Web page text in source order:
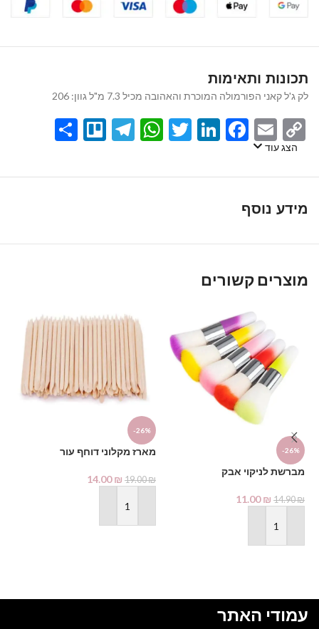
תכונות ותאימות
לק ג'ל קאני הפורמולה המוכרת והאהובה מכיל 7.3 מ"ל גוון: 206
Copy
Link
Email
Facebook
LinkedIn
Twitter
WhatsApp
Telegram
Trello
הצג עוד
מידע נוסף
מוצרים קשורים
-26%
מברשת לניקוי אבק
14.90₪
11.00₪
הוספה לסל
-26%
מארז מקלוני דוחף עור
19.00₪
14.00₪
הוספה לסל
עמודי האתר